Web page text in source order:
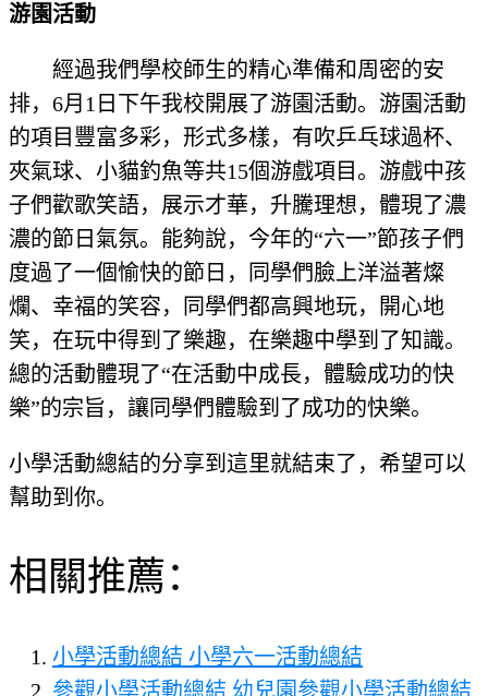
游園活動
經過我們學校師生的精心準備和周密的安
排，6月1日下午我校開展了游園活動。游園活動
的項目豐富多彩，形式多樣，有吹乒乓球過杯、
夾氣球、小貓釣魚等共15個游戲項目。游戲中孩
子們歡歌笑語，展示才華，升騰理想，體現了濃
濃的節日氣氛。能夠說，今年的“六一”節孩子們
度過了一個愉快的節日，同學們臉上洋溢著燦
爛、幸福的笑容，同學們都高興地玩，開心地
笑，在玩中得到了樂趣，在樂趣中學到了知識。
總的活動體現了“在活動中成長，體驗成功的快
樂”的宗旨，讓同學們體驗到了成功的快樂。
小學活動總結的分享到這里就結束了，希望可以
幫助到你。
相關推薦：
小學活動總結 小學六一活動總結
參觀小學活動總結 幼兒園參觀小學活動總結